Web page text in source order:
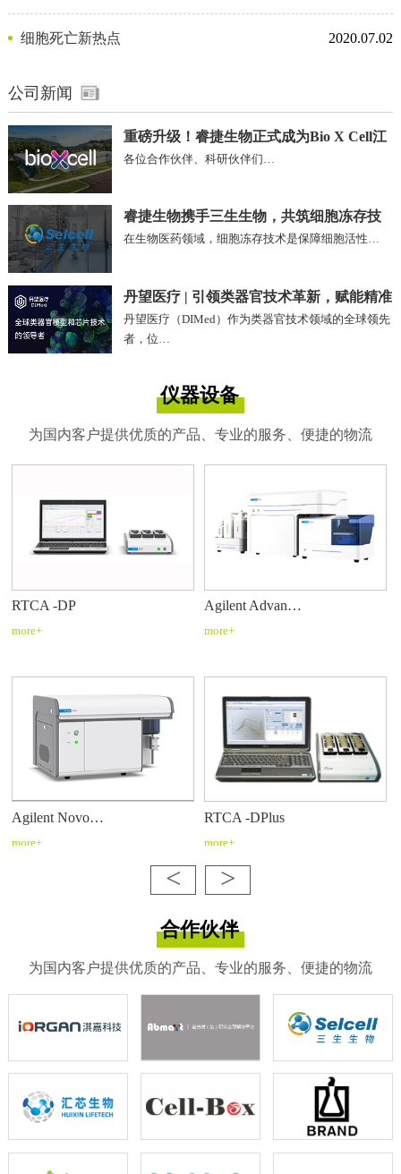
剂
细胞死亡新热点 2020.07.02
公司新闻
重磅升级！睿捷生物正式成为Bio X Cell江
苏、安徽区域独家代理商
各位合作伙伴、科研伙伴们…
睿捷生物携手三生生物，共筑细胞冻存技
术新未来!
在生物医药领域，细胞冻存技术是保障细胞活性…
丹望医疗 | 引领类器官技术革新，赋能精准
医疗未来
丹望医疗（DIMed）作为类器官技术领域的全球领先
者，位…
仪器设备
为国内客户提供优质的产品、专业的服务、便捷的物流
RTCA -DP
more+
Agilent Advan…
more+
Agilent Novo…
more+
RTCA -DPlus
more+
< >
合作伙伴
为国内客户提供优质的产品、专业的服务、便捷的物流